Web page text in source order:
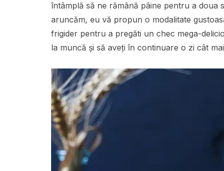
întâmplă să ne rămână pâine pentru a doua
aruncăm, eu vă propun o modalitate
frigider pentru a pregăti un chec mega-
la muncă și să aveți în continuare o zi cât